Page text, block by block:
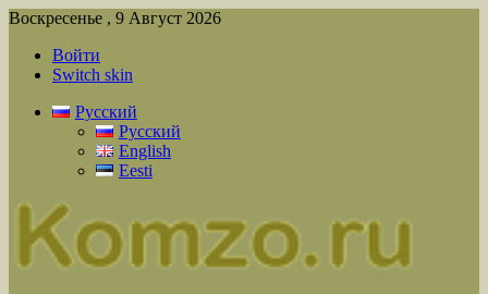
Воскресенье , 9 Август 2026
Войти
Switch skin
Русский
Русский
English
Eesti